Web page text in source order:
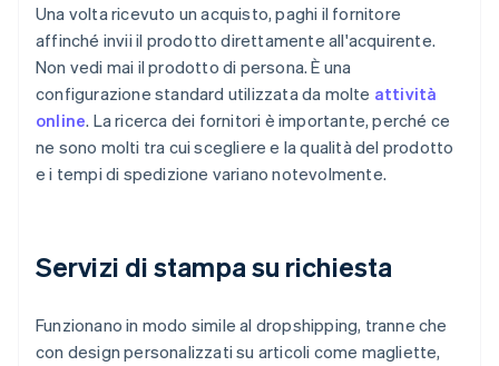
Una volta ricevuto un acquisto, paghi il fornitore
affinché invii il prodotto direttamente all'acquirente.
Non vedi mai il prodotto di persona. È una
configurazione standard utilizzata da molte attività
online. La ricerca dei fornitori è importante, perché ce
ne sono molti tra cui scegliere e la qualità del prodotto
e i tempi di spedizione variano notevolmente.
Servizi di stampa su richiesta
Funzionano in modo simile al dropshipping, tranne che
con design personalizzati su articoli come magliette,